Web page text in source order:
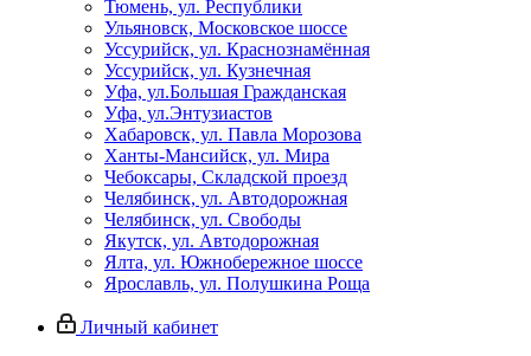
Тюмень, ул. Республики
Ульяновск, Московское шоссе
Уссурийск, ул. Краснознамённая
Уссурийск, ул. Кузнечная
Уфа, ул.Большая Гражданская
Уфа, ул.Энтузиастов
Хабаровск, ул. Павла Морозова
Ханты-Мансийск, ул. Мира
Чебоксары, Складской проезд
Челябинск, ул. Автодорожная
Челябинск, ул. Свободы
Якутск, ул. Автодорожная
Ялта, ул. Южнобережное шоссе
Ярославль, ул. Полушкина Роща
Личный кабинет